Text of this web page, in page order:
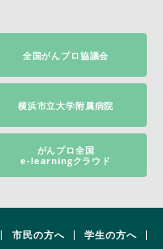
全国がんプロ協議会
横浜市立大学附属病院
がんプロ全国
e-learningクラウド
市民の方へ 学生の方へ